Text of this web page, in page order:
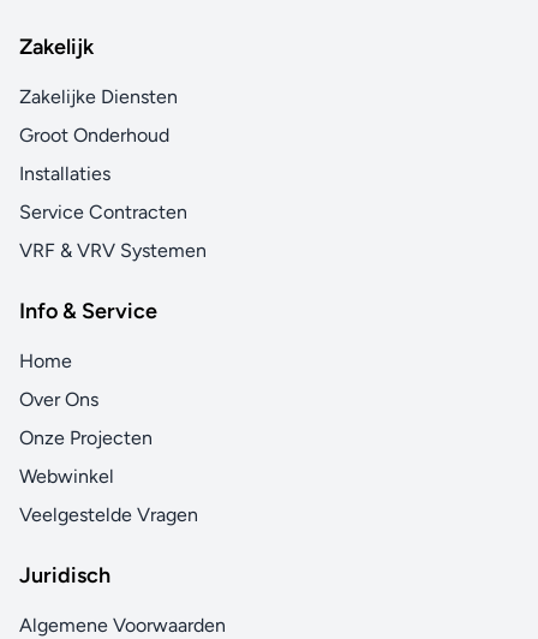
Zakelijk
Zakelijke Diensten
Groot Onderhoud
Installaties
Service Contracten
VRF & VRV Systemen
Info & Service
Home
Over Ons
Onze Projecten
Webwinkel
Veelgestelde Vragen
Juridisch
Algemene Voorwaarden